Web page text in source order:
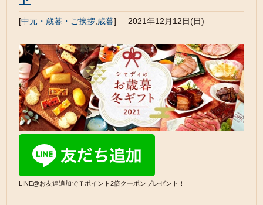
[中元・歳暮・ご挨拶 歳暮] 2021年12月12日(日)
LINE@お友達追加でＴポイント2倍クーポンプレゼント！